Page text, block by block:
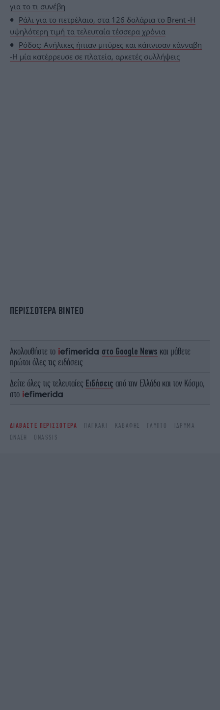
για το τι συνέβη
Ράλι για το πετρέλαιο, στα 126 δολάρια το Brent -Η
υψηλότερη τιμή τα τελευταία τέσσερα χρόνια
Ρόδος: Ανήλικες ήπιαν μπύρες και κάπνισαν κάνναβη
-Η μία κατέρρευσε σε πλατεία, αρκετές συλλήψεις
ΠΕΡΙΣΣΟΤΕΡΑ ΒΙΝΤΕΟ
Ακολουθήστε το στο Google News και μάθετε
πρώτοι όλες τις ειδήσεις
Δείτε όλες τις τελευταίες Ειδήσεις από την Ελλάδα και τον Κόσμο,
στο
ΔΙΑΒΑΣΤΕ ΠΕΡΙΣΣΟΤΕΡΑ ΠΑΓΚΆΚΙ ΚΑΒΆΦΗΣ ΓΛΥΠΤΌ
ΊΔΡΥΜΑ
ΩΝΆΣΗ
ONASSIS